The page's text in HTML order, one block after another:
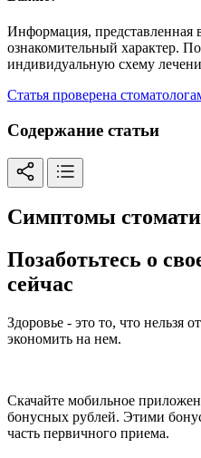
Информация, представленная
ознакомительный характер.
индивидуальную схему
Статья проверена
Содержание статьи
Симптомы
Позаботьтесь о
сейчас
Здоровье - это то, что нельзя
экономить на нем.
Скачайте мобильное
бонусных рублей. Этими
часть первичного приема.